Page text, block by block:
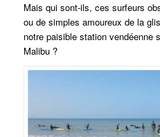
Mais qui sont-ils, ces surfeurs
ou de simples amoureux de la
notre paisible station vendéenne
Malibu ?